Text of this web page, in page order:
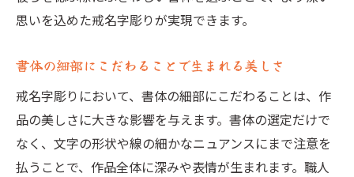
異なる書体の組み合わせで生まれる美
故人にふさわしい書体選びの工夫
るためのガイド
書体の歴史とその美的価値
書体に込められた意味を読み解く方法
思いを込めた戒名字彫りが実現できます。
書体の細部にこだわることで生まれる美しさ
戒名字彫りにおいて、書体の細部にこだわることは、作
品の美しさに大きな影響を与えます。書体の選定だけで
なく、文字の形状や線の細かなニュアンスにまで注意を
払うことで、作品全体に深みや表情が生まれます。職人